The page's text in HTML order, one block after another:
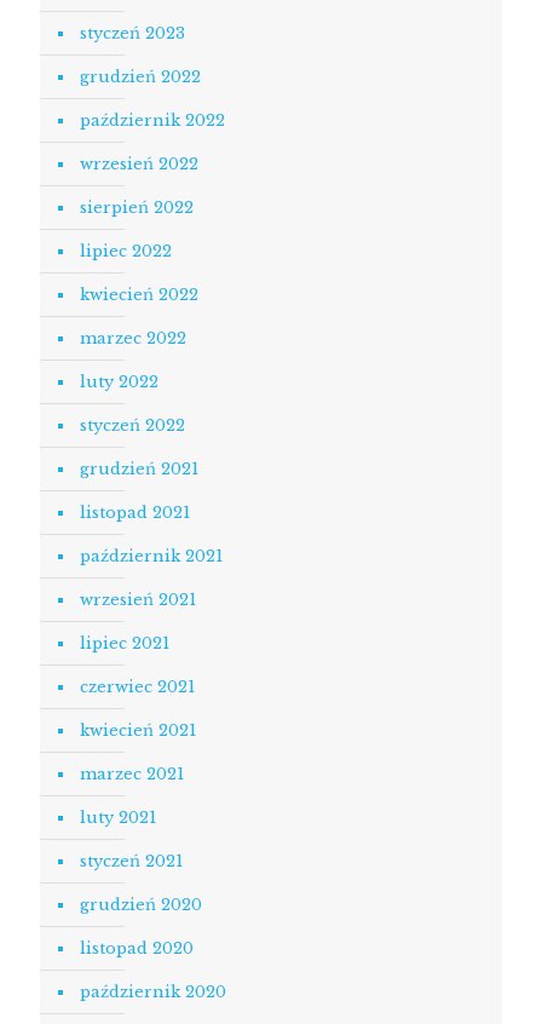
styczeń 2023
grudzień 2022
październik 2022
wrzesień 2022
sierpień 2022
lipiec 2022
kwiecień 2022
marzec 2022
luty 2022
styczeń 2022
grudzień 2021
listopad 2021
październik 2021
wrzesień 2021
lipiec 2021
czerwiec 2021
kwiecień 2021
marzec 2021
luty 2021
styczeń 2021
grudzień 2020
listopad 2020
październik 2020